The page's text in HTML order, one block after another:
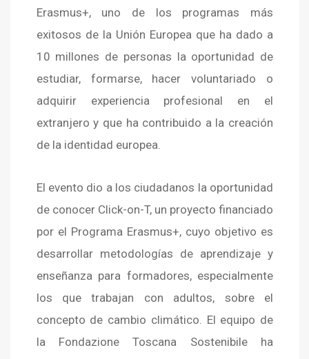
Erasmus+, uno de los programas más
exitosos de la Unión Europea que ha dado a
10 millones de personas la oportunidad de
estudiar, formarse, hacer voluntariado o
adquirir experiencia profesional en el
extranjero y que ha contribuido a la creación
de la identidad europea.
El evento dio a los ciudadanos la oportunidad
de conocer Click-on-T, un proyecto financiado
por el Programa Erasmus+, cuyo objetivo es
desarrollar metodologías de aprendizaje y
enseñanza para formadores, especialmente
los que trabajan con adultos, sobre el
concepto de cambio climático. El equipo de
la Fondazione Toscana Sostenibile ha